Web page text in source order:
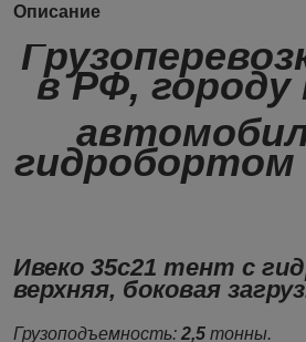
Описание
в РФ,
гидробортом
Ивеко 35с21 тент с
верхняя, боковая
Грузоподъемность: 2,5 тонны.